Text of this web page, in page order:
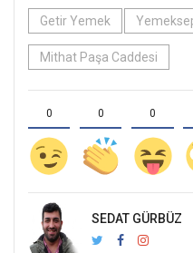
Getir Yemek
Mithat Paşa Caddesi
0 0 0
SEDAT GÜRBÜZ